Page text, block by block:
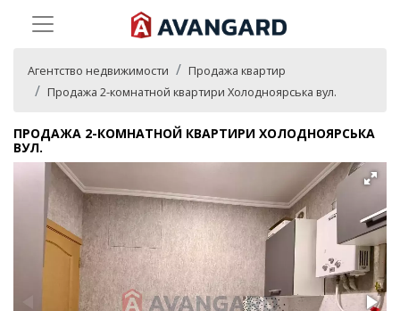
Агентство недвижимости
Продажа квартир
Продажа 2-комнатной квартири Холодноярська вул.
ПРОДАЖА 2-КОМНАТНОЙ КВАРТИРИ ХОЛОДНОЯРСЬКА
ВУЛ.